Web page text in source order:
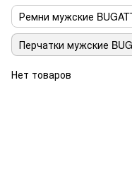
Ремни мужские
Перчатки мужские
Нет товаров